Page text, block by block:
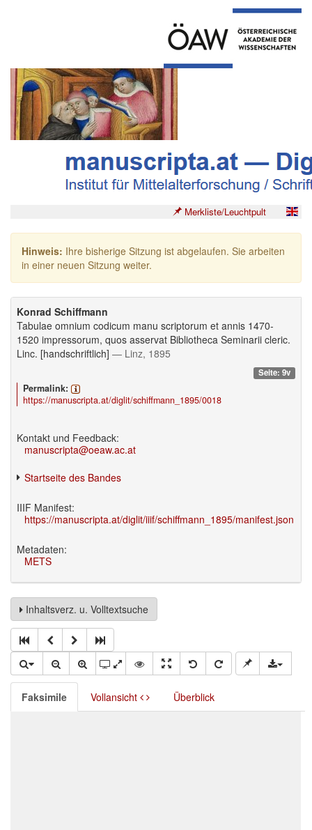
Merkliste/Leuchtpult
Hinweis: Ihre bisherige Sitzung ist abgelaufen. Sie arbeiten
in einer neuen Sitzung weiter.
Konrad Schiffmann
Tabulae omnium codicum manu scriptorum et annis 1470-
1520 impressorum, quos asservat Bibliotheca Seminarii cleric.
Linc. [handschriftlich] — Linz, 1895
Seite: 9v
Permalink:
https://manuscripta.at/diglit/schiffmann_1895/0018
Kontakt und Feedback:
manuscripta@oeaw.ac.at
Startseite des Bandes
IIIF Manifest:
https://manuscripta.at/diglit/iiif/schiffmann_1895/manifest.json
Metadaten:
METS
Inhaltsverz. u. Volltextsuche
Faksimile Vollansicht Überblick